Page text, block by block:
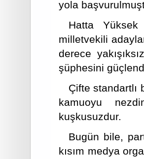
yola
Hatta
milletvekili
derece
şüphesini
Çifte standartlı
kamuoyu
kuşkusuzdur.
Bugün bile,
kısım medya